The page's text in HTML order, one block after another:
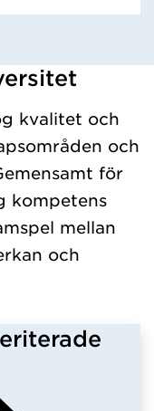
kvalitet och
och
för
kompetens
mellan
och